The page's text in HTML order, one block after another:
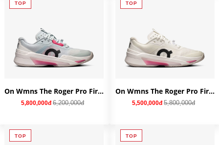
TOP
On Wmns The Roger Pro Fire Clay 'Arctic Pink' 3WF30593496
5,800,000đ 6,200,000đ
TOP
On Wmns The Roger Pro Fire 'White Pink' 3WF30032626
5,500,000đ 5,800,000đ
TOP TOP